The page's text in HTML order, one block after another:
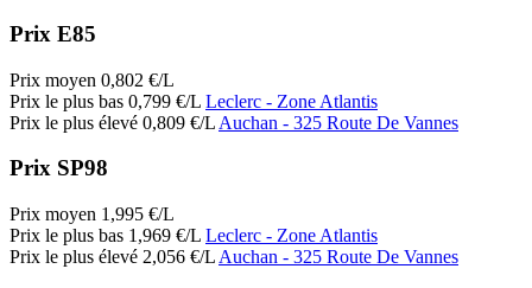
Prix E85
Prix moyen 0,802 €/L
Prix le plus bas 0,799 €/L Leclerc - Zone Atlantis
Prix le plus élevé 0,809 €/L Auchan - 325 Route De Vannes
Prix SP98
Prix moyen 1,995 €/L
Prix le plus bas 1,969 €/L Leclerc - Zone Atlantis
Prix le plus élevé 2,056 €/L Auchan - 325 Route De Vannes